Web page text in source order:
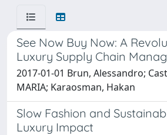
See Now Buy Now: A
Luxury Supply Chain
2017-01-01 Brun, Alessandro;
MARIA; Karaosman, Hakan
Slow Fashion and
Luxury Impact